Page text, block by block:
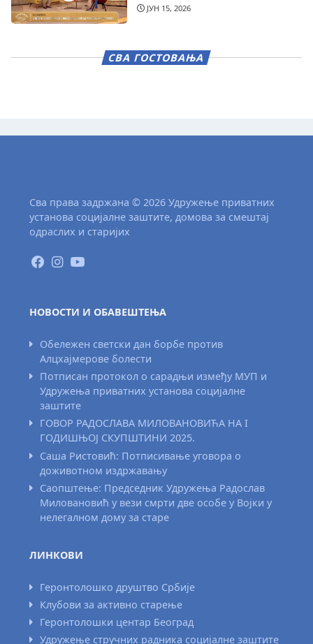
ЈУН 15, 2026
СВА ГОСТОВАЊА
Сва права задржана © 2026 Удружење приватних
установа социјалне заштите, домова за смештај
одраслих и старијих
НОВОСТИ И ОБАВЕШТЕЊА
Обележен светски дан борбе против
Алцхајмерове болести
Потписан протокол о сарадњи између МУП и
Удружења приватних установа социјалне
заштите
ГОВОР РАДОСЛАВА МИЛОВАНОВИЋА НА I
ГОДИШЊОЈ СКУПШТИНИ 2025.
Саша Ристовић: Потписивање уговора о
доживотном издржавању
Саопштење: Председник Удружења Радослав
Миловановић у вези смрти две особе у Војки у
нелегалном дому за старе
ЛИНКОВИ
Геронтолошко друштво Србије
Клубови за активно старење
Геронтолошки центар Београд
Удружење стручних радника социјалне заштите